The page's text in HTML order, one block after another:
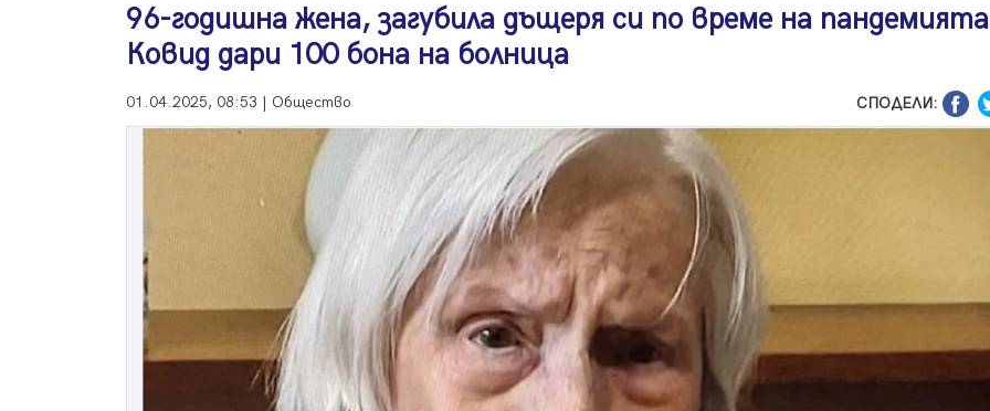
96-годишна жена, загубила дъщеря си по време на
Ковид дари 100 бона на болница
01.04.2025, 08:53 | Общество СПОДЕЛИ: